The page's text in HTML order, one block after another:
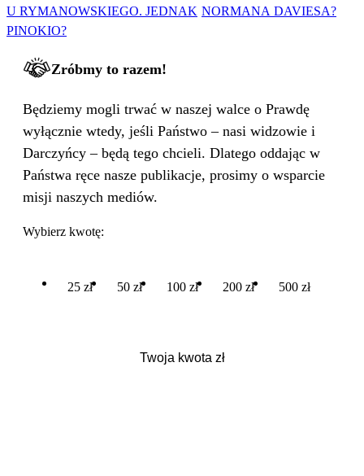
U RYMANOWSKIEGO. JEDNAK
PINOKIO?
NORMANA DAVIESA?
Zróbmy to razem!
Będziemy mogli trwać w naszej walce o Prawdę
wyłącznie wtedy, jeśli Państwo – nasi widzowie i
Darczyńcy – będą tego chcieli. Dlatego oddając w
Państwa ręce nasze publikacje, prosimy o wsparcie
misji naszych mediów.
Wybierz kwotę:
25 zł 50 zł 100 zł 200 zł 500 zł